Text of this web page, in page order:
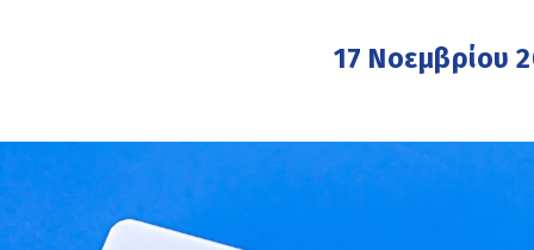
17 Νοεμβρίου